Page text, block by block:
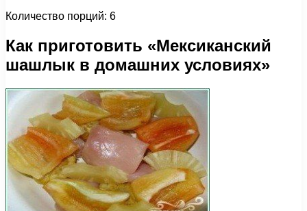
Количество порций: 6
Как приготовить «Мексиканский
шашлык в домашних условиях»